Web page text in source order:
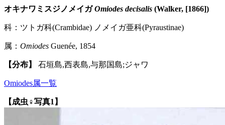
オキナワミスジノメイガOmiodes decisalis (Walker, [1866])
科：ツトガ科(Crambidae) ノメイガ亜科(Pyraustinae)
属： Omiodes Guenée, 1854
【分布】 石垣島,西表島,与那国島;ジャワ
Omiodes属一覧
【成虫♀写真1】